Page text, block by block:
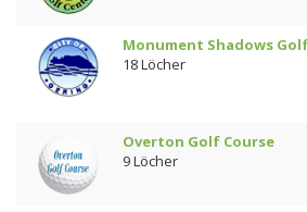
Monument Shadows
18 Löcher
Overton Golf Course
9 Löcher